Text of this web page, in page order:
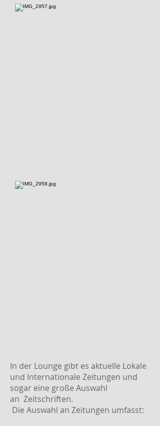
In der Lounge gibt es aktuelle Lokale
und Internationale Zeitungen und
sogar eine große Auswahl
an Zeitschriften.
Die Auswahl an Zeitungen umfasst: